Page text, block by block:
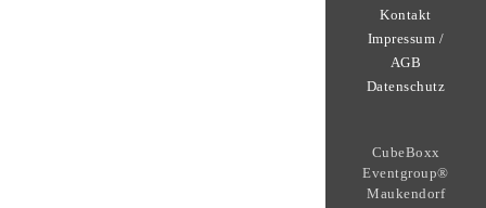
Kontakt
Impressum /
AGB
Datenschutz
CubeBoxx
Eventgroup®
Maukendorf